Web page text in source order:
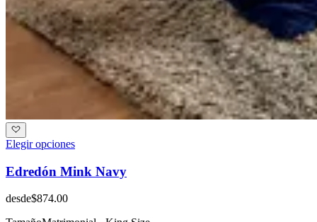
Elegir opciones
Edredón Mink Navy
desde$874.00